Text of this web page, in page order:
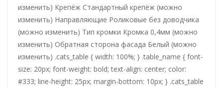
изменить) Крепёж Стандартный крепёж (можно
изменить) Направляющие Роликовые без доводчика
(можно изменить) Тип кромки Кромка 0,4мм (можно
изменить) Обратная сторона фасада Белый (можно
изменить) .cats_table { width: 100%; } .table_name { font-
size: 20px; font-weight: bold; text-align: center; color:
#333; line-height: 25px; margin-bottom: 10px; } .cats_table